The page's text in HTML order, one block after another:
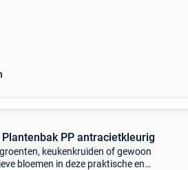
PP antracietkleurig
keukenkruiden of gewoon
bloemen in deze praktische en